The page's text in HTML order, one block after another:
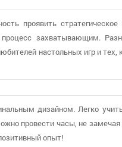
проявить
захватывающим.
настольных игр и тех,
дизайном. Легко
провести часы, не
опыт!